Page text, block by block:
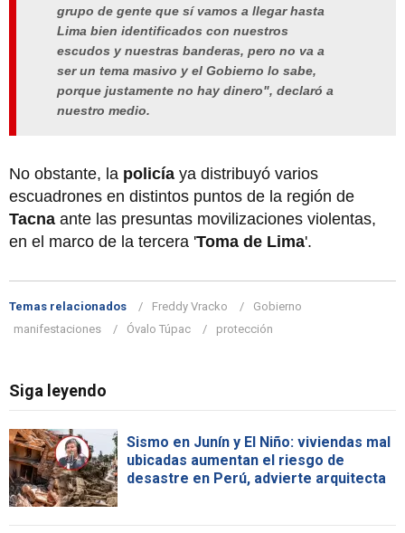
grupo de gente que sí vamos a llegar hasta
Lima bien identificados con nuestros
escudos y nuestras banderas, pero no va a
ser un tema masivo y el Gobierno lo sabe,
porque justamente no hay dinero", declaró a
nuestro medio.
No obstante, la policía ya distribuyó varios
escuadrones en distintos puntos de la región de
Tacna ante las presuntas movilizaciones violentas,
en el marco de la tercera 'Toma de Lima'.
Temas relacionados Freddy Vracko
Gobierno
manifestaciones
Óvalo Túpac protección
Siga leyendo
Sismo en Junín y El Niño: viviendas mal
ubicadas aumentan el riesgo de
desastre en Perú, advierte arquitecta